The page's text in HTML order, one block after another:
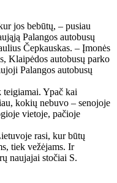
jos bebūtų, – pusiau
Palangos autobusų
Čepkauskas. – Įmonės
Klaipėdos autobusų parko
Palangos autobusų
teigiamai. Ypač kai
kokių nebuvo – senojoje
vietoje, pačioje
rasi, kur būtų
tiek vežėjams. Ir
naujajai stočiai S.